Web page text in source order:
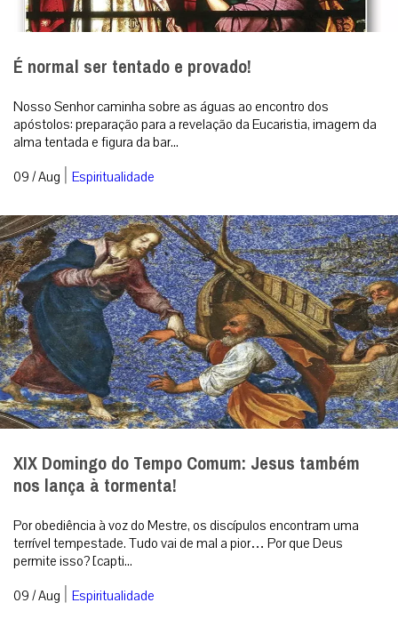
É normal ser tentado e provado!
Nosso Senhor caminha sobre as águas ao encontro dos
apóstolos: preparação para a revelação da Eucaristia, imagem da
alma tentada e figura da bar...
09 / Aug | Espiritualidade
XIX Domingo do Tempo Comum: Jesus também
nos lança à tormenta!
Por obediência à voz do Mestre, os discípulos encontram uma
terrível tempestade. Tudo vai de mal a pior… Por que Deus
permite isso? [capti...
09 / Aug | Espiritualidade